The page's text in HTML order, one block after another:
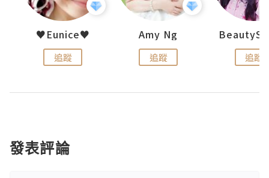
♥Eunice♥
追蹤
Amy Ng
追蹤 追蹤
發表評論